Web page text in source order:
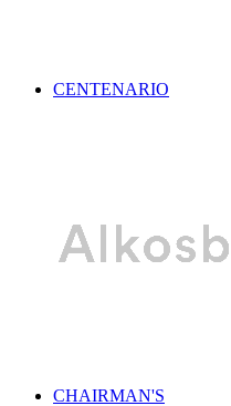
CENTENARIO
CHAIRMAN'S